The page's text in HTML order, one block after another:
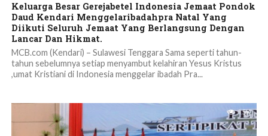
Keluarga Besar Gerejabetel Indonesia Jemaat Pondok
Daud Kendari Menggelaribadahpra Natal Yang
Diikuti Seluruh Jemaat Yang Berlangsung Dengan
Lancar Dan Hikmat.
MCB.com (Kendari) – Sulawesi Tenggara Sama seperti tahun-
tahun sebelumnya setiap menyambut kelahiran Yesus Kristus
,umat Kristiani di Indonesia menggelar ibadah Pra...
1.5K